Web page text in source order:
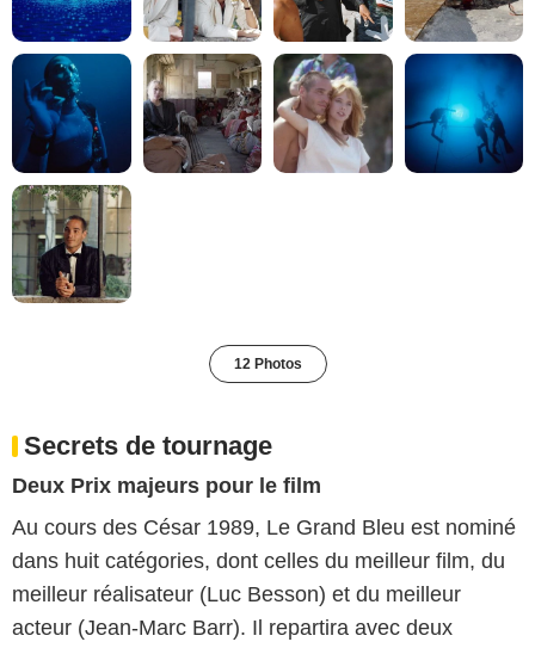
12 Photos
Secrets de tournage
Deux Prix majeurs pour le film
Au cours des César 1989, Le Grand Bleu est nominé
dans huit catégories, dont celles du meilleur film, du
meilleur réalisateur (Luc Besson) et du meilleur
acteur (Jean-Marc Barr). Il repartira avec deux